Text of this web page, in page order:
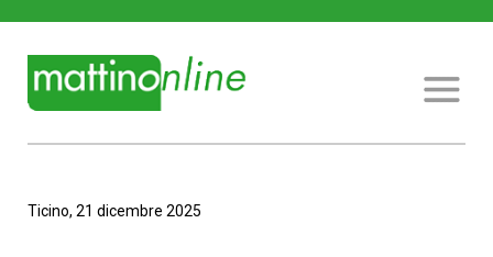
Ticino, 21 dicembre 2025